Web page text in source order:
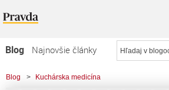
Blog
Najnovšie články
Najčítanejšie články
Blog > Kuchárska medicína